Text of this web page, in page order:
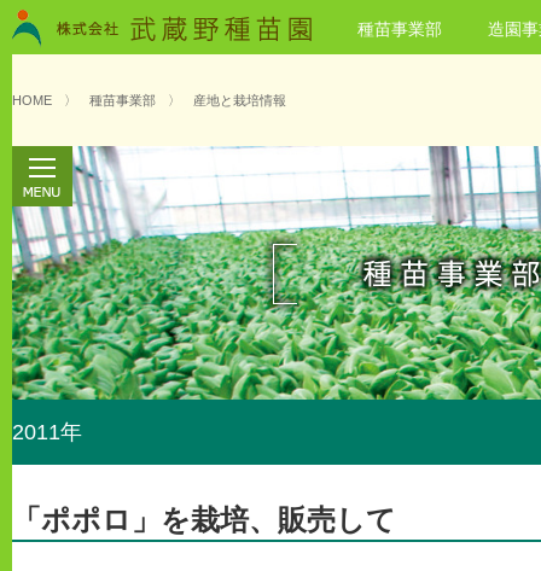
種苗事業部 造園
HOME 〉 種苗事業部 〉 産地と栽培情報
2011年
「ポポロ」を栽培、販売して